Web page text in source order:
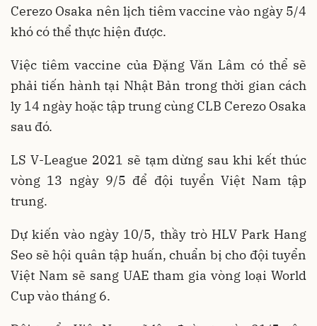
Cerezo Osaka nên lịch tiêm vaccine vào ngày 5/4
khó có thể thực hiện được.
Việc tiêm vaccine của Đặng Văn Lâm có thể sẽ
phải tiến hành tại Nhật Bản trong thời gian cách
ly 14 ngày hoặc tập trung cùng CLB Cerezo Osaka
sau đó.
LS V-League 2021 sẽ tạm dừng sau khi kết thúc
vòng 13 ngày 9/5 để đội tuyển Việt Nam tập
trung.
Dự kiến vào ngày 10/5, thầy trò HLV Park Hang
Seo sẽ hội quân tập huấn, chuẩn bị cho đội tuyển
Việt Nam sẽ sang UAE tham gia vòng loại World
Cup vào tháng 6.